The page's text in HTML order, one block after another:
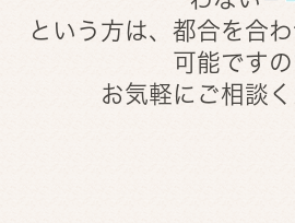
という方は、都合を合
可能です
お気軽にご相談く